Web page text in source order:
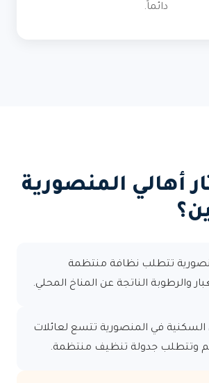
دائماً.
أهالي المنصورية
تتطلب نظافة منتظمة
والرطوبة الناتجة عن المناخ المحلي.
في المنصورية تتسع لعائلات
وتتطلب جدولة تنظيف منتظمة.